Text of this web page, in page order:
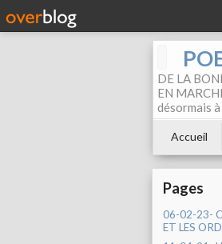
DE LA
EN
désormais
Accueil
Pages
06-02-23-
ET LES